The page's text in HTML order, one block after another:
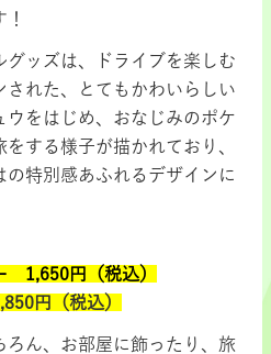
ッズは、ドライブを楽しむ
された、とてもかわいらしい
ウをはじめ、おなじみのポケ
する様子が描かれており、
の特別感あふれるデザインに
1,650円（税込）
円（税込）
ろん、お部屋に飾ったり、旅